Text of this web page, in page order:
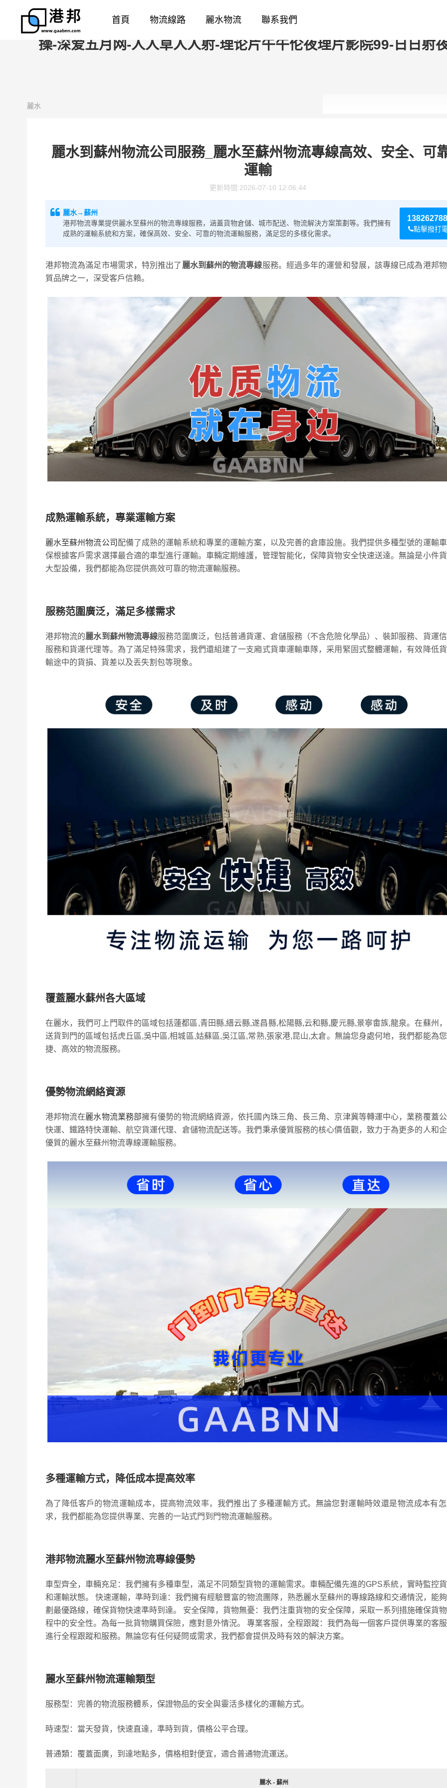
亚洲九九-日韩va-日本三级中文字幕-一眉道姑-日本护士毛茸茸-久久偷
精品视频-一呦二呦三呦精品网站-撸大师av-日美av-91毛片视频-三级黄
操-深爱五月网-人人草人人射-理论片午午伦夜理片影院99-日日射
首頁 物流線路 麗水物流 聯系我們
麗水
麗水到蘇州物流公司服務_麗水至蘇州物流專線高效、安全、可
運輸
更新時間:2026-07-10 12:06:44
點擊撥打
麗水→蘇州
港邦物流專業提供麗水至蘇州的物流專線服務，涵蓋貨物倉儲、城市配送、物流解決方案策劃等。我們擁有
成熟的運輸系統和方案，確保高效、安全、可靠的物流運輸服務，滿足您的多樣化需求。
港邦物流為滿足市場需求，特別推出了 麗水到蘇州的物流專線服務。經過多年的運營和發展，該專線已成為港邦
質品牌之一，深受客戶信賴。
成熟運輸系統，專業運輸方案
麗水至蘇州物流公司 配備了成熟的運輸系統和專業的運輸方案，以及完善的倉庫設施。我們提供多種型號的運輸
保根據客戶需求選擇最合適的車型進行運輸。車輛定期維護，管理智能化，保障貨物安全快速送達。無論是小件
大型設備，我們都能為您提供高效可靠的物流運輸服務。
服務范圍廣泛，滿足多樣需求
港邦物流的麗水到蘇州物流專線服務范圍廣泛，包括普通貨運、倉儲服務（不含危險化學品）、裝卸服務、貨運
服務和貨運代理等。為了滿足特殊需求，我們還組建了一支廂式貨車運輸車隊，采用緊固式整體運輸，有效降低
輸途中的貨損、貨差以及丟失割包等現象。
覆蓋麗水蘇州各大區域
在麗水，我們可上門取件的區域包括蓮都區,青田縣,縉云縣,遂昌縣,松陽縣,云和縣,慶元縣,景寧畬族,龍泉。在蘇州
送貨到門的區域包括虎丘區,吳中區,相城區,姑蘇區,吳江區,常熟,張家港,昆山,太倉。無論您身處何地，我們都能為
捷、高效的物流服務。
優勢物流網絡資源
港邦物流在麗水物流業務部擁有優勢的物流網絡資源，依托國內珠三角、長三角、京津冀等轉運中心，業務覆蓋
快運、鐵路特快運輸、航空貨運代理、倉儲物流配送等。我們秉承優質服務的核心價值觀，致力于為更多的人和
優質的麗水至蘇州物流專線運輸服務。
多種運輸方式，降低成本提高效率
為了降低客戶的物流運輸成本，提高物流效率，我們推出了多種運輸方式。無論您對運輸時效還是物流成本有
求，我們都能為您提供專業、完善的一站式門到門物流運輸服務。
港邦物流麗水至蘇州物流專線優勢
車型齊全，車輛充足：我們擁有多種車型，滿足不同類型貨物的運輸需求。車輛配備先進的GPS系統，實時監控
和運輸狀態。 快速運輸，準時到達：我們擁有經驗豐富的物流團隊，熟悉麗水至蘇州的專線路線和交通情況，能
劃最優路線，確保貨物快速準時到達。 安全保障，貨物無憂：我們注重貨物的安全保障，采取一系列措施確保貨
程中的安全性。為每一批貨物購買保險，應對意外情況。 專業客服，全程跟蹤：我們為每一個客戶提供專業的客
進行全程跟蹤和服務。無論您有任何疑問或需求，我們都會提供及時有效的解決方案。
麗水至蘇州物流運輸類型
服務型：完善的物流服務體系，保證物品的安全與靈活多樣化的運輸方式。
時速型：當天發貨，快速直達，準時到貨，價格公平合理。
普通類：覆蓋面廣，到達地點多，價格相對便宜，適合普通物流運送。
麗水 - 蘇州